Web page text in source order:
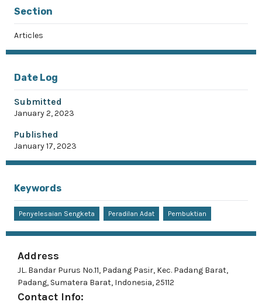
Section
Articles
Date Log
Submitted
January 2, 2023
Published
January 17, 2023
Keywords
Penyelesaian Sengketa Peradilan Adat Pembuktian
Address
JL. Bandar Purus No.11, Padang Pasir, Kec. Padang Barat,
Padang, Sumatera Barat, Indonesia, 25112
Contact Info: